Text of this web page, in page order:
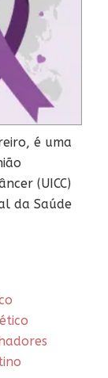
é uma
(UICC)
da Saúde